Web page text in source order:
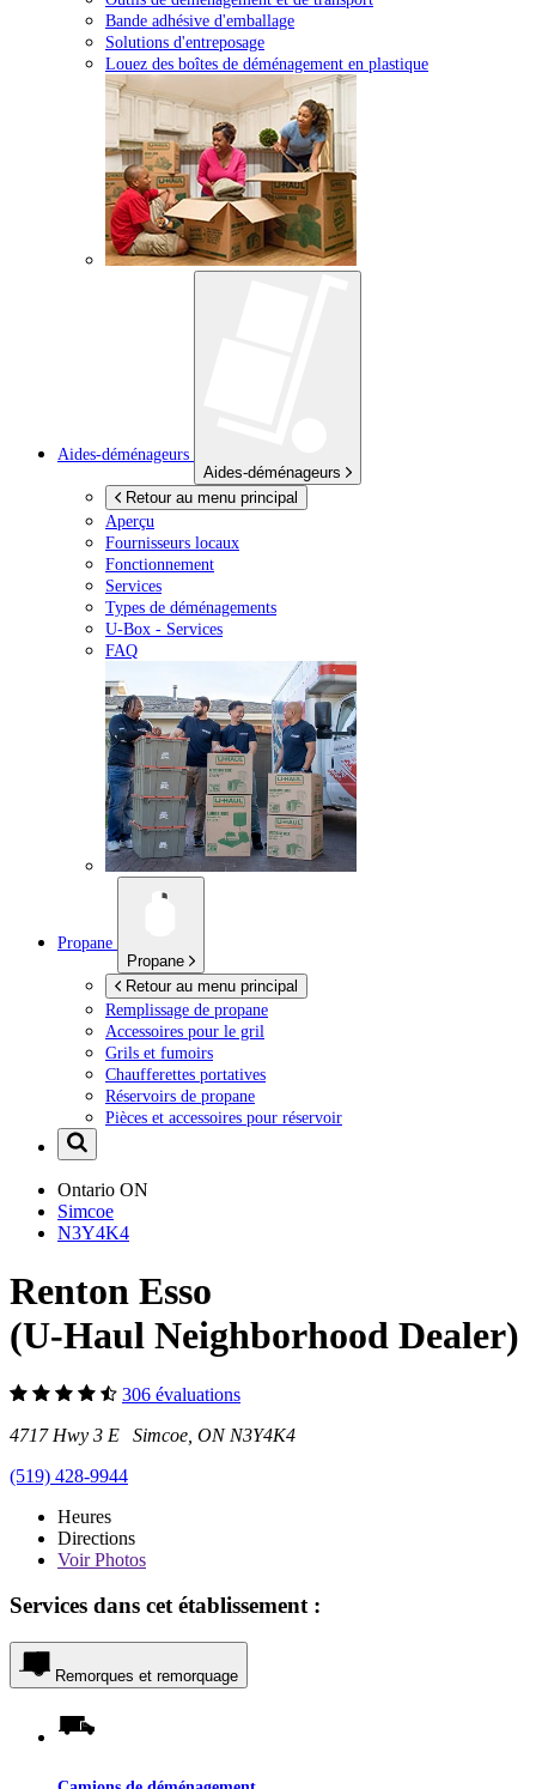
Bande adhésive d'emballage
Solutions d'entreposage
Louez des boîtes de déménagement en plastique
Aides-déménageurs
Aides-déménageurs
Retour au menu principal
Aperçu
Fournisseurs locaux
Fonctionnement
Services
Types de déménagements
U-Box - Services
FAQ
Propane
Propane
Retour au menu principal
Remplissage de propane
Accessoires pour le gril
Grils et fumoirs
Chaufferettes portatives
Réservoirs de propane
Pièces et accessoires pour réservoir
Ontario ON
Simcoe
N3Y4K4
Renton Esso
(U-Haul Neighborhood Dealer)
306 évaluations
4717 Hwy 3 E Simcoe, ON N3Y4K4
(519) 428-9944
Heures
Directions
VoirPhotos
Services dans cet établissement :
Remorques et remorquage